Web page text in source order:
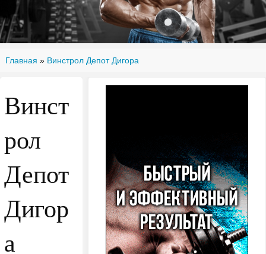
Главная » Винстрол Депот Дигора
Винст
рол
Депот
Дигор
а